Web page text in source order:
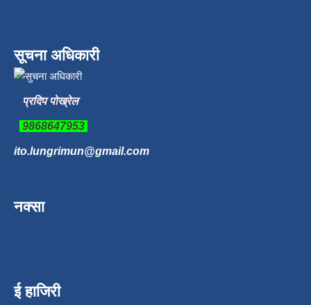
सूचना अधिकारी
प्रदिप पोख्रेल
9868647953
ito.lungrimun@gmail.com
नक्सा
ई हाजिरी